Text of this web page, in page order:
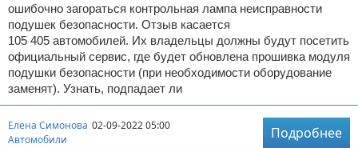
ошибочно загораться контрольная лампа неисправности
подушек безопасности. Отзыв касается
105 405 автомобилей. Их владельцы должны будут посетить
официальный сервис, где будет обновлена прошивка модуля
подушки безопасности (при необходимости оборудование
заменят). Узнать, подпадает ли
Елена Симонова 02-09-2022 05:00
Автомобили
Подробнее